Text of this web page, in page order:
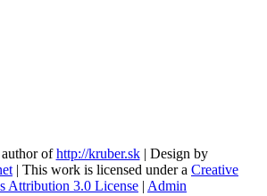
ofhttp://kruber.sk| Design by
| This work is licensed under a Creative
Attribution 3.0 License | Admin